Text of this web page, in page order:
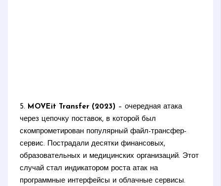
5. MOVEit Transfer (2023) – очередная атака
через цепочку поставок, в которой был
скомпрометирован популярный файл-трансфер-
сервис. Пострадали десятки финансовых,
образовательных и медицинских организаций. Этот
случай стал индикатором роста атак на
программные интерфейсы и облачные сервисы.